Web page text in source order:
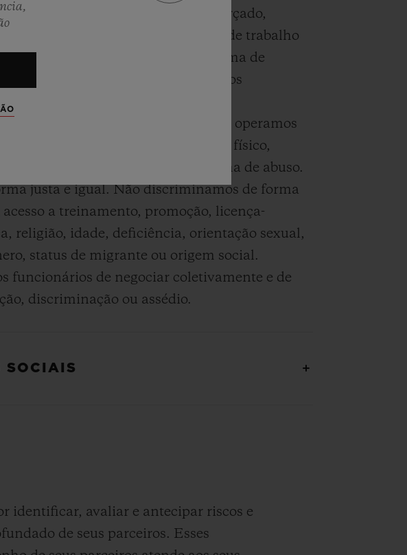
humanos, bem como trabalho forçado,
de identidade ou permissões de trabalho
ou recorrer a qualquer outra forma de
de aceitar ou deixar seus empregos
e as comunidades locais onde operamos
de punição corporal, assédio físico,
ou qualquer outra forma de abuso.
justa e igual. Não discriminamos de forma
a treinamento, promoção, licença-
religião, idade, deficiência, orientação sexual,
status de migrante ou origem social.
funcionários de negociar coletivamente e de
discriminação ou assédio.
SOCIAIS
identificar, avaliar e antecipar riscos e
de seus parceiros. Esses